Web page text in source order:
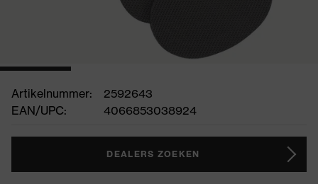
Artikelnummer:
2592643
EAN/UPC:
4066853038924
DEALERS ZOEKEN